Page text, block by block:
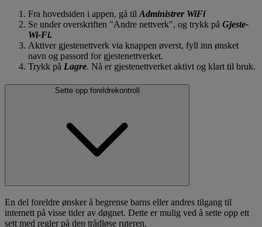
Fra hovedsiden i appen, gå tilAdministrer WiFi
Se under overskriften "Andre nettverk", og trykk på Gjeste-
Wi-Fi.
Aktiver gjestenettverk via knappen øverst, fyll inn ønsket
navn og passord for gjestenettverket.
Trykk på Lagre. Nå er gjestenettverket aktivt og klart til bruk.
Sette opp foreldrekontroll
En del foreldre ønsker å begrense barns eller andres tilgang til
internett på visse tider av døgnet. Dette er mulig ved å sette opp ett
sett med regler på den trådløse ruteren.